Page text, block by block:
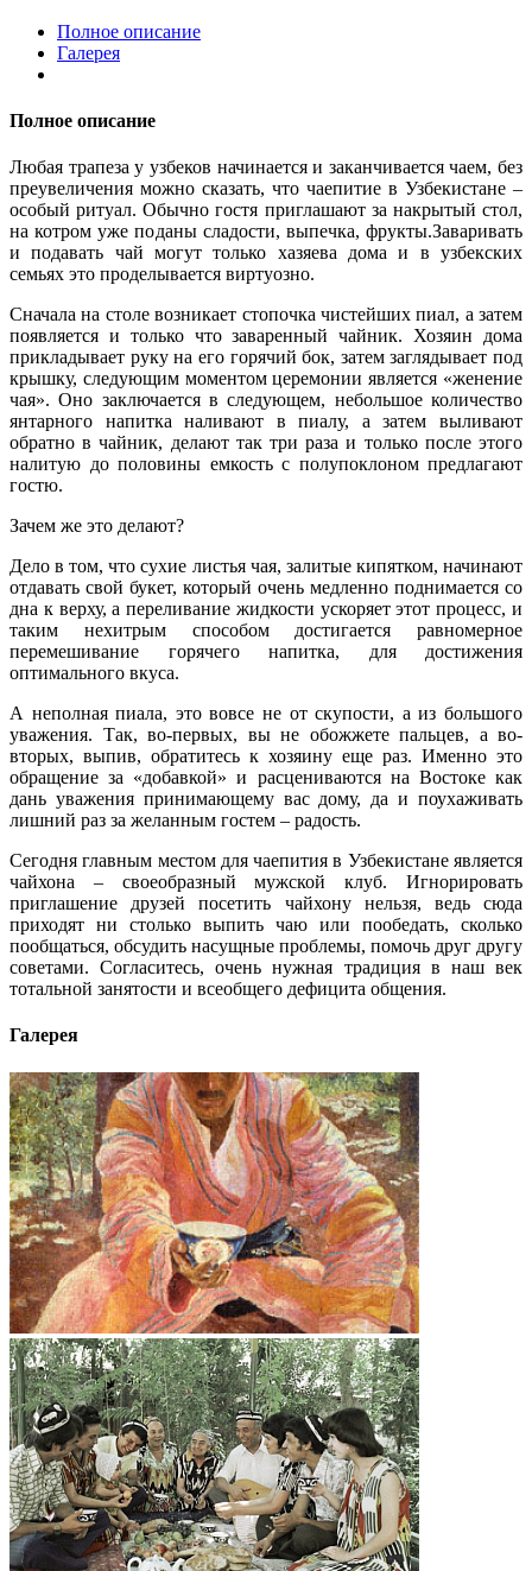
Полное описание
Галерея
Полное описание
Любая трапеза у узбеков начинается и заканчивается чаем, без
преувеличения можно сказать, что чаепитие в Узбекистане –
особый ритуал. Обычно гостя приглашают за накрытый стол,
на котром уже поданы сладости, выпечка, фрукты.Заваривать
и подавать чай могут только хазяева дома и в узбекских
семьях это проделывается виртуозно.
Сначала на столе возникает стопочка чистейших пиал, а затем
появляется и только что заваренный чайник. Хозяин дома
прикладывает руку на его горячий бок, затем заглядывает под
крышку, следующим моментом церемонии является «женение
чая». Оно заключается в следующем, небольшое количество
янтарного напитка наливают в пиалу, а затем выливают
обратно в чайник, делают так три раза и только после этого
налитую до половины емкость с полупоклоном предлагают
гостю.
Зачем же это делают?
Дело в том, что сухие листья чая, залитые кипятком, начинают
отдавать свой букет, который очень медленно поднимается со
дна к верху, а переливание жидкости ускоряет этот процесс, и
таким нехитрым способом достигается равномерное
перемешивание горячего напитка, для достижения
оптимального вкуса.
А неполная пиала, это вовсе не от скупости, а из большого
уважения. Так, во-первых, вы не обожжете пальцев, а во-
вторых, выпив, обратитесь к хозяину еще раз. Именно это
обращение за «добавкой» и расцениваются на Востоке как
дань уважения принимающему вас дому, да и поухаживать
лишний раз за желанным гостем – радость.
Сегодня главным местом для чаепития в Узбекистане является
чайхона – своеобразный мужской клуб. Игнорировать
приглашение друзей посетить чайхону нельзя, ведь сюда
приходят ни столько выпить чаю или пообедать, сколько
пообщаться, обсудить насущные проблемы, помочь друг другу
советами. Согласитесь, очень нужная традиция в наш век
тотальной занятости и всеобщего дефицита общения.
Галерея